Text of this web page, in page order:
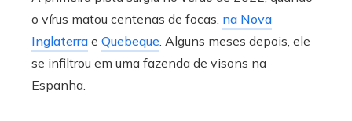
o vírus matou centenas de focas. na Nova
Inglaterra e Quebeque . Alguns meses depois, ele
se infiltrou em uma fazenda de visons na
Espanha.